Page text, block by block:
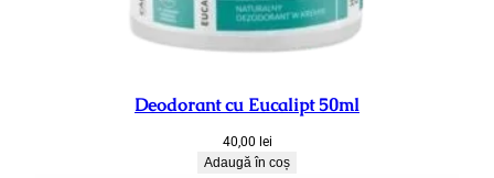
Deodorant cu Eucalipt 50ml
40,00 lei
Adaugă în coș